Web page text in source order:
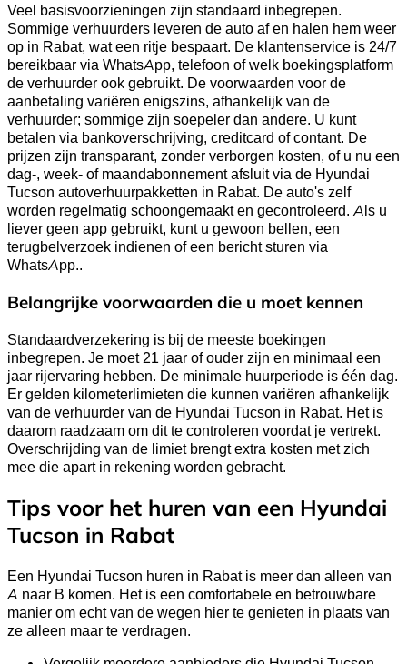
Veel basisvoorzieningen zijn standaard inbegrepen.
Sommige verhuurders leveren de auto af en halen hem weer
op in Rabat, wat een ritje bespaart. De klantenservice is 24/7
bereikbaar via WhatsApp, telefoon of welk boekingsplatform
de verhuurder ook gebruikt. De voorwaarden voor de
aanbetaling variëren enigszins, afhankelijk van de
verhuurder; sommige zijn soepeler dan andere. U kunt
betalen via bankoverschrijving, creditcard of contant. De
prijzen zijn transparant, zonder verborgen kosten, of u nu een
dag-, week- of maandabonnement afsluit via de Hyundai
Tucson autoverhuurpakketten in Rabat. De auto's zelf
worden regelmatig schoongemaakt en gecontroleerd. Als u
liever geen app gebruikt, kunt u gewoon bellen, een
terugbelverzoek indienen of een bericht sturen via
WhatsApp..
Belangrijke voorwaarden die u moet kennen
Standaardverzekering is bij de meeste boekingen
inbegrepen. Je moet 21 jaar of ouder zijn en minimaal een
jaar rijervaring hebben. De minimale huurperiode is één dag.
Er gelden kilometerlimieten die kunnen variëren afhankelijk
van de verhuurder van de Hyundai Tucson in Rabat. Het is
daarom raadzaam om dit te controleren voordat je vertrekt.
Overschrijding van de limiet brengt extra kosten met zich
mee die apart in rekening worden gebracht.
Tips voor het huren van een Hyundai
Tucson in Rabat
Een Hyundai Tucson huren in Rabat is meer dan alleen van
A naar B komen. Het is een comfortabele en betrouwbare
manier om echt van de wegen hier te genieten in plaats van
ze alleen maar te verdragen.